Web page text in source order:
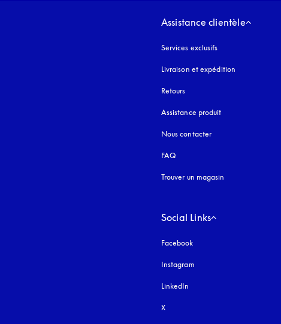
Assistance clientèle
Services exclusifs
Livraison et expédition
Retours
Assistance produit
Nous contacter
FAQ
Trouver un magasin
Social Links
Facebook
Instagram
LinkedIn
X